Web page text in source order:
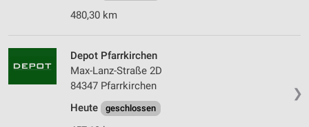
480,30 km
❯
Depot Pfarrkirchen
Max-Lanz-Straße 2D
84347 Pfarrkirchen
Heute
geschlossen